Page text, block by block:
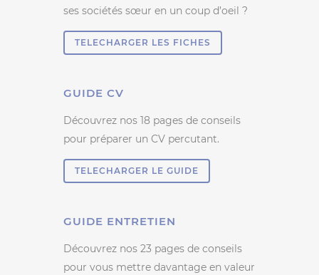
ses sociétés sœur en un coup d’oeil ?
TELECHARGER LES FICHES
GUIDE CV
Découvrez nos 18 pages de conseils
pour préparer un CV percutant.
TELECHARGER LE GUIDE
GUIDE ENTRETIEN
Découvrez nos 23 pages de conseils
pour vous mettre davantage en valeur